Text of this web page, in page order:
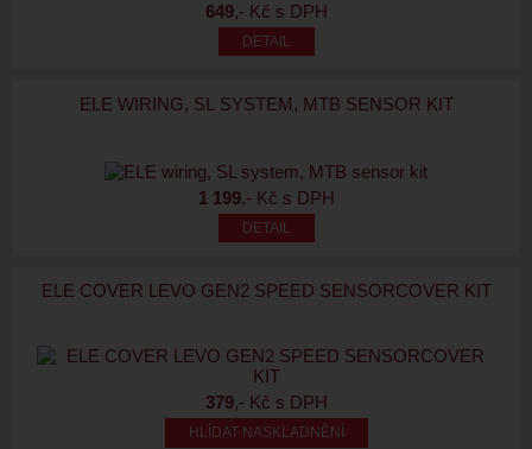
649,- Kč s DPH
ELE WIRING, SL SYSTEM, MTB SENSOR KIT
1 199,- Kč s DPH
ELE COVER LEVO GEN2 SPEED SENSORCOVER KIT
379,- Kč s DPH
HLÍDAT NASKLADNĚNÍ